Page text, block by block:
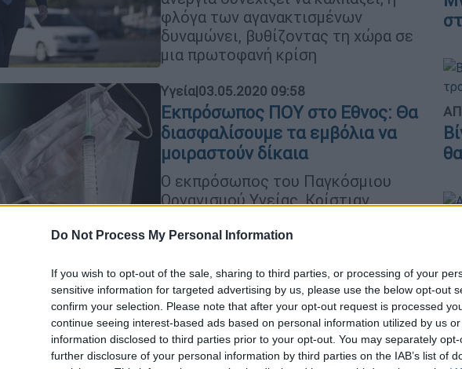
Do Not Process My Personal Information
If you wish to opt-out of the sale, sharing to third parties, or processing of your
sensitive information for targeted advertising by us, please use the below opt-out
confirm your selection. Please note that after your opt-out request is processed
continue seeing interest-based ads based on personal information utilized by us
information disclosed to third parties prior to your opt-out. You may separately
further disclosure of your personal information by third parties on the IAB’s list of
φλόγα των αγανακτισμένων
δυναμώνει, βυθίζοντας τη χώρα σε
μια πρωτοφανή κρίση
Υγεία|03.05.2020 09:58
Εκπρόσωπος ΠΟΥ στο Εθνος: Θα
διασφαλίσουμε τα εμβόλια να
μοιραστούν δίκαια
Ο εκπρόσωπος του Παγκόσμιου
Οργανισμού Υγείας, Κρίστιαν
Κυριακής» και δίνει απαντήσεις σε
αφορούν στον κορονοϊό
Κόσμος|02.04.2020 21:53
Ερευνήτρια που έφτιαξε το